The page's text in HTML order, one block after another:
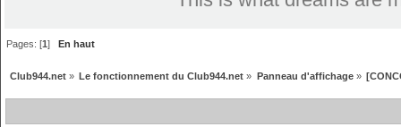
Pages: [1]En haut
Club944.net» Le fonctionnement du Club944.net » Panneau d'affichage»